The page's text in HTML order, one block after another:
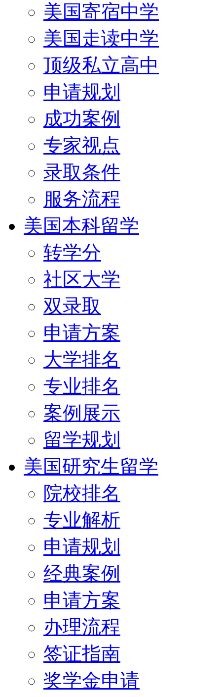
美国寄宿中学
美国走读中学
顶级私立高中
申请规划
成功案例
专家视点
录取条件
服务流程
美国本科留学
转学分
社区大学
双录取
申请方案
大学排名
专业排名
案例展示
留学规划
美国研究生留学
院校排名
专业解析
申请规划
经典案例
申请方案
办理流程
签证指南
奖学金申请